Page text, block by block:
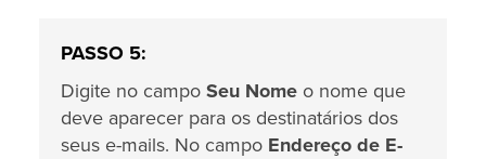
PASSO 5:
Digite no campo Seu Nome o nome que
deve aparecer para os destinatários dos
seus e-mails. No campo Endereço de E-